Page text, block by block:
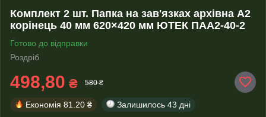
Комплект 2 шт. Папка на зав'язках архівна А2
корінець 40 мм 620×420 мм ЮТЕК ПАА2-40-2
Готово до відправки
Роздріб
498,80 ₴ 580 ₴
Економія 81.20 ₴ Залишилось 43 дні